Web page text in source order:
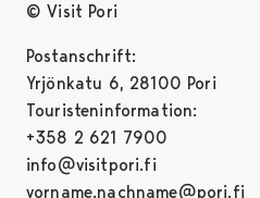
© Visit Pori
Postanschrift:
Yrjönkatu 6, 28100 Pori
Touristeninformation:
+358 2 621 7900
info@visitpori.fi
vorname.nachname@pori.fi